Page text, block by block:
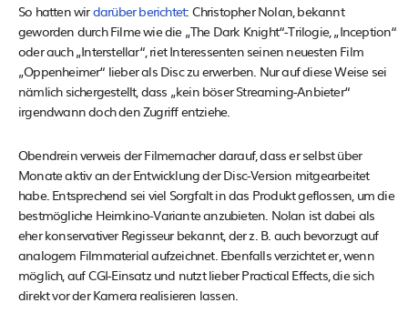
So hatten wirdarüber berichtet: Christopher Nolan, bekannt
geworden durch Filme wie die „The Dark Knight“-Trilogie, „Inception“
oder auch „Interstellar“, riet Interessenten seinen neuesten Film
„Oppenheimer“ lieber als Disc zu erwerben. Nur auf diese Weise sei
nämlich sichergestellt, dass „kein böser Streaming-Anbieter“
irgendwann doch den Zugriff entziehe.
Obendrein verweis der Filmemacher darauf, dass er selbst über
Monate aktiv an der Entwicklung der Disc-Version mitgearbeitet
habe. Entsprechend sei viel Sorgfalt in das Produkt geflossen, um die
bestmögliche Heimkino-Variante anzubieten. Nolan ist dabei als
eher konservativer Regisseur bekannt, der z. B. auch bevorzugt auf
analogem Filmmaterial aufzeichnet. Ebenfalls verzichtet er, wenn
möglich, auf CGI-Einsatz und nutzt lieber Practical Effects, die sich
direkt vor der Kamera realisieren lassen.